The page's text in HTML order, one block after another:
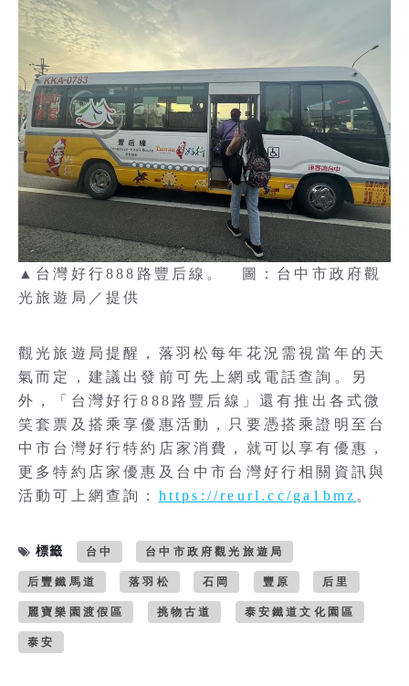
▲台灣好行888路豐后線。 圖：台中市政府觀
光旅遊局／提供
觀光旅遊局提醒，落羽松每年花況需視當年的天
氣而定，建議出發前可先上網或電話查詢。另
外，「台灣好行888路豐后線」還有推出各式微
笑套票及搭乘享優惠活動，只要憑搭乘證明至台
中市台灣好行特約店家消費，就可以享有優惠，
更多特約店家優惠及台中市台灣好行相關資訊與
活動可上網查詢： https://reurl.cc/ga1bmz 。
標籤 台中 台中市政府觀光旅遊局
后豐鐵馬道 落羽松 石岡 豐原 后里
麗寶樂園渡假區 挑物古道 泰安鐵道文化園區
泰安